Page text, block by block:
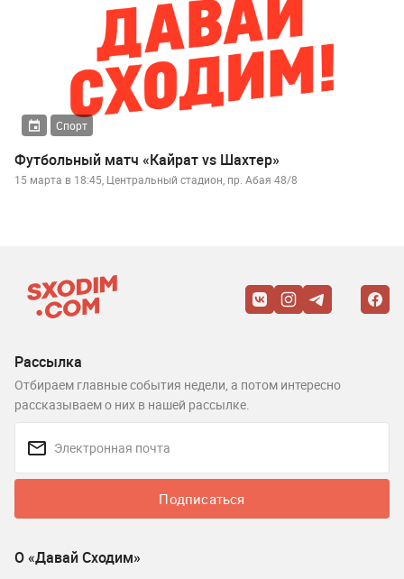
Спорт
Футбольный матч «Кайрат vs Шахтер»
15 марта в 18:45, Центральный стадион, пр. Абая 48/8
Рассылка
Отбираем главные события недели, а потом интересно
рассказываем о них в нашей рассылке.
Подписаться
О «Давай Сходим»